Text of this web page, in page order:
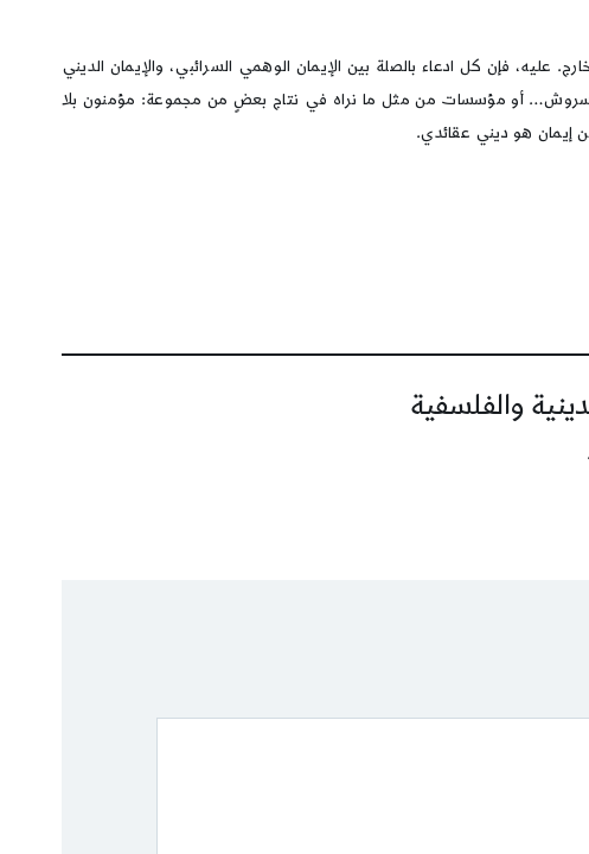
عليه، فإن كل ادعاء بالصلة بين الإيمان الوهمي السرائبي، والإيمان الديني
وسروش… أو مؤسسات من مثل ما نراه في نتاج بعضٍ من مجموعة: مؤمنون بلا
إيمان هو ديني عقائدي.
والفلسفية